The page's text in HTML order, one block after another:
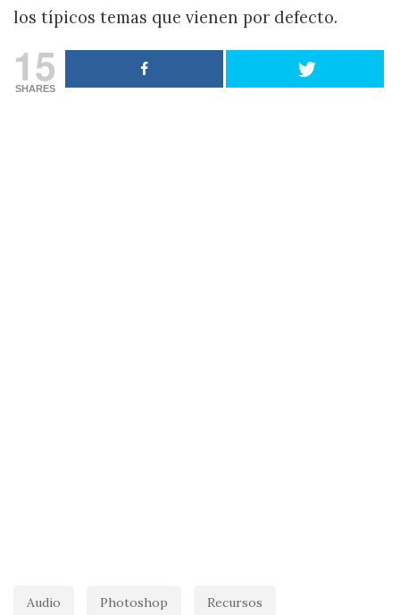
los típicos temas que vienen por defecto.
15
SHARES
Audio Photoshop Recursos